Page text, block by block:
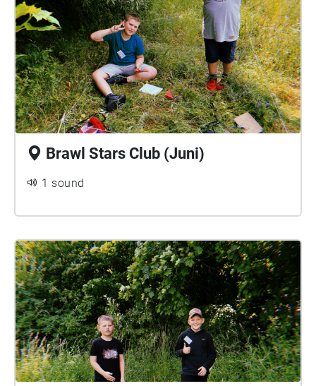
Brawl Stars Club (Juni)
1 sound